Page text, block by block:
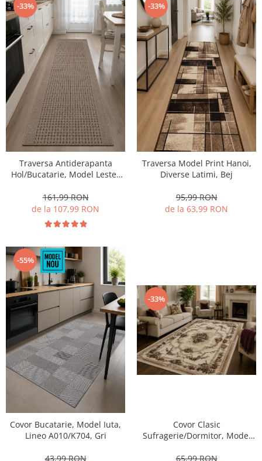
-33%
Traversa Antiderapanta
Hol/Bucatarie, Model Lester
161,99 RON
de la 107,99 RON
-33%
Traversa Model Print Hanoi,
Diverse Latimi, Bej
95,99 RON
de la 63,99 RON
-55%
Covor Bucatarie, Model Iuta,
Lineo A010/K704, Gri
43,99 RON
-33%
Covor Clasic
Sufragerie/Dormitor, Model
65,99 RON